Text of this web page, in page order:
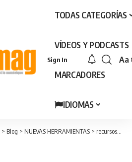
TODAS CATEGORÍAS
VÍDEOS Y PODCASTS
MARCADORES
IDIOMAS
Sign In Aa
> Blog > NUEVAS HERRAMIENTAS > recursos digitales